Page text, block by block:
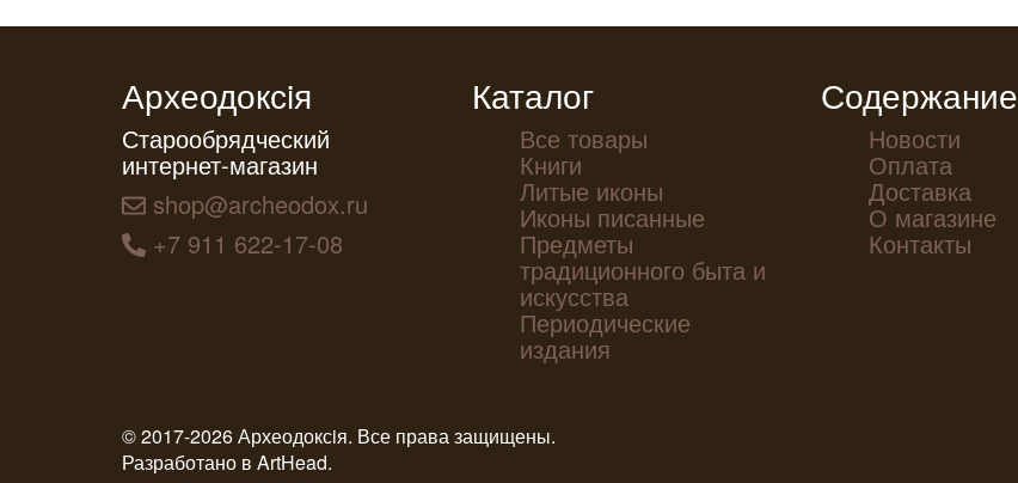
Археодоксiя
Старообрядческий
интернет-магазин
shop@archeodox.ru
+7 911 622-17-08
Каталог
Все товары
Книги
Литые иконы
Иконы писанные
Предметы
традиционного быта и
искусства
Периодические
издания
Содержание
Новости
Оплата
Доставка
О магазине
Контакты
© 2017-2026 Археодоксiя. Все права защищены.
Разработано в ArtHead.